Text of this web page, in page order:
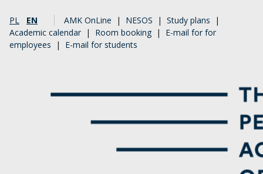
PL EN AMK OnLine | NESOS | Study plans |
Academic calendar | Room booking | E-mail for for
employees | E-mail for students